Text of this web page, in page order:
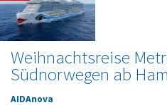
Weihnachtsreise
Südnorwegen ab
AIDAnova